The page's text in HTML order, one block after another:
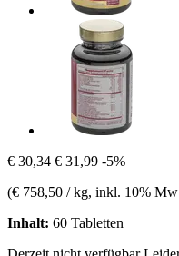
€ 30,34 € 31,99 -5%
(€ 758,50 / kg, inkl. 10%
Inhalt: 60 Tabletten